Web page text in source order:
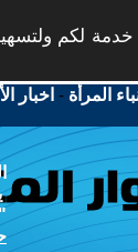
لكم
المرأة - اخبار